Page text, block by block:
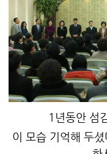
1년동안 섬
이 모습 기억해 두